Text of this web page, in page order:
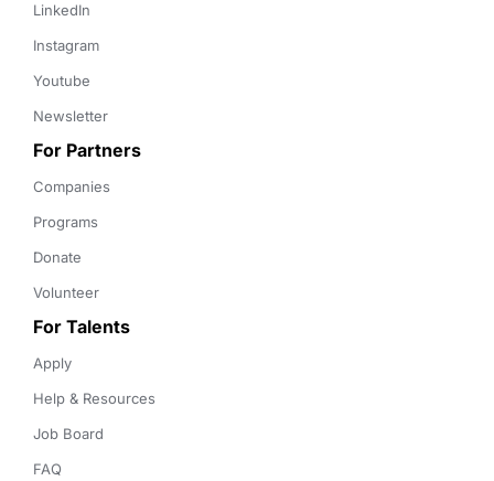
LinkedIn
Instagram
Youtube
Newsletter
For Partners
Companies
Programs
Donate
Volunteer
For Talents
Apply
Help & Resources
Job Board
FAQ